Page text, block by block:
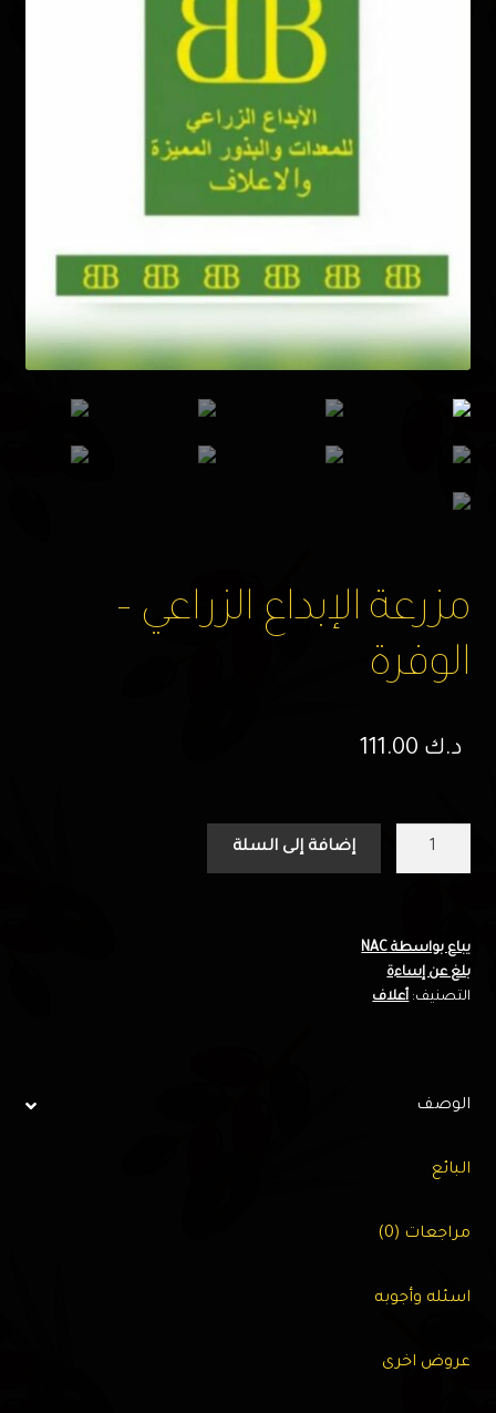
مزرعة الإبداع الزراعي –
الوفرة
د.ك
-
الوفرة
إضافة إلى السلة
يباع بواسطة NAC
بلغ عن إساءة
التصنيف:أعلاف
الوصف
البائع
مراجعات (0)
اسئله وأجوبه
عروض اخرى